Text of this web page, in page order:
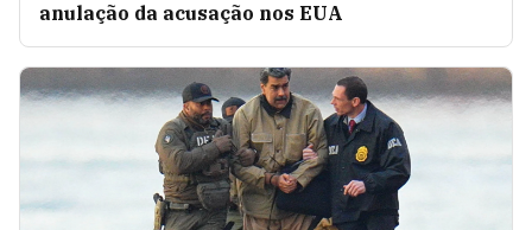
anulação da acusação nos EUA